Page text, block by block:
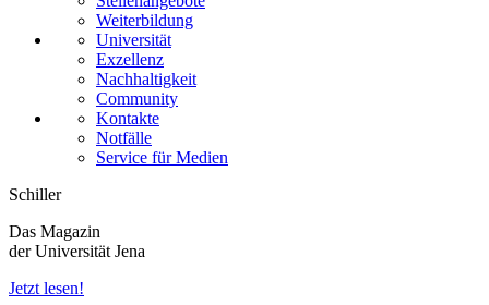
Weiterbildung
Universität
Exzellenz
Nachhaltigkeit
Community
Kontakte
Notfälle
Service für Medien
Schiller
Das Magazin
der Universität Jena
Jetzt lesen!